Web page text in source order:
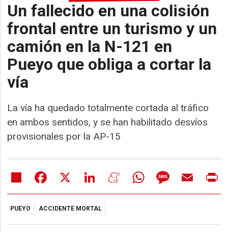
Un fallecido en una colisión
frontal entre un turismo y un
camión en la N-121 en
Pueyo que obliga a cortar la
vía
La vía ha quedado totalmente cortada al tráfico
en ambos sentidos, y se han habilitado desvíos
provisionales por la AP-15
Share Facebook LinkedIn MeneameWhatsAppMessageEmail
PUEYO ACCIDENTE MORTAL